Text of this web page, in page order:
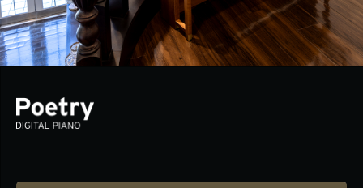
Support
Location